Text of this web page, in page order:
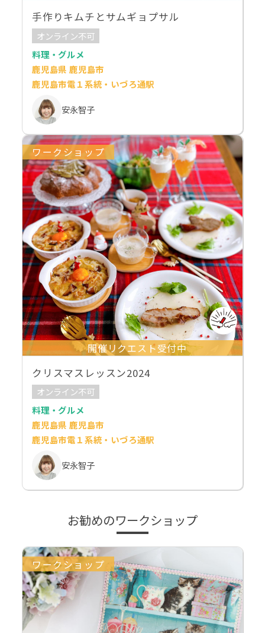
手作りキムチとサムギョプサル
オンライン不可
料理・グルメ
鹿児島県 鹿児島市
鹿児島市電１系統・いづろ通駅
安永智子
ワークショップ
開催リクエスト受付中
クリスマスレッスン2024
オンライン不可
料理・グルメ
鹿児島県 鹿児島市
鹿児島市電１系統・いづろ通駅
安永智子
お勧めのワークショップ
ワークショップ